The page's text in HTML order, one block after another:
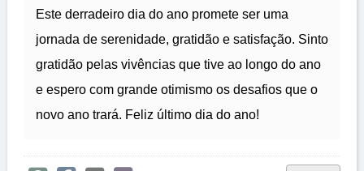
Este derradeiro dia do ano promete ser uma
jornada de serenidade, gratidão e satisfação. Sinto
gratidão pelas vivências que tive ao longo do ano
e espero com grande otimismo os desafios que o
novo ano trará. Feliz último dia do ano!